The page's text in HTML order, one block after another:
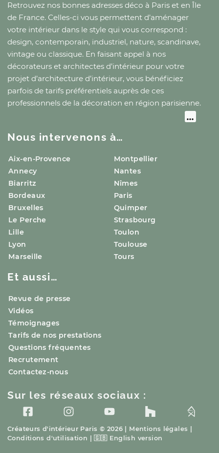
Retrouvez nos bonnes adresses déco à Paris et en Île
de France. Celles-ci vous permettent d’aménager
votre intérieur dans le style qui vous correspond :
design, contemporain, industriel, nature, scandinave,
vintage ou classique. En faisant appel à nos
décorateurs et architectes d’intérieur pour votre
projet d’architecture d’intérieur, vous bénéficiez
parfois de tarifs préférentiels auprès de ces
professionnels de la décoration en région parisienne.
Nous intervenons à…
Aix-en-Provence
Annecy
Biarritz
Bordeaux
Bruxelles
Le Perche
Lille
Lyon
Marseille
Montpellier
Nantes
Nîmes
Paris
Quimper
Strasbourg
Toulon
Toulouse
Tours
Et aussi…
Revue de presse
Vidéos
Témoignages
Tarifs de nos prestations
Questions fréquentes
Recrutement
Contactez-nous
Créateurs d'intérieur Paris © 2026 | Mentions légales
Conditions d'utilisation
🇬🇧 English version
Sur les réseaux sociaux :